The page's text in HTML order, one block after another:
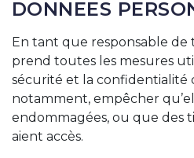
DONNEES
En tant que responsable de
prend toutes les mesures
sécurité et la confidentialité
notamment, empêcher
endommagées, ou que des
aient accès.